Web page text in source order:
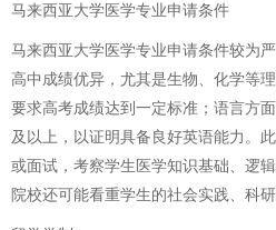
马来西亚大学医学专业申请条件
马来西亚大学医学专业申请条件较为
高中成绩优异，尤其是生物、化学等
要求高考成绩达到一定标准；语言方
及以上，以证明具备良好英语能力。
或面试，考察学生医学知识基础、逻
院校还可能看重学生的社会实践、科